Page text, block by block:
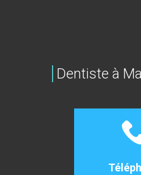
Dentiste à